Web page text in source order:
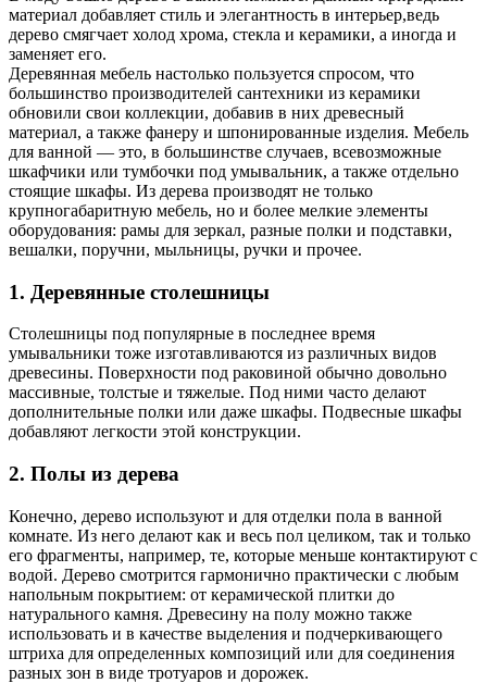
материал добавляет стиль и элегантность в интерьер,ведь
дерево смягчает холод хрома, стекла и керамики, а иногда и
заменяет его.
Деревянная мебель настолько пользуется спросом, что
большинство производителей сантехники из керамики
обновили свои коллекции, добавив в них древесный
материал, а также фанеру и шпонированные изделия. Мебель
для ванной — это, в большинстве случаев, всевозможные
шкафчики или тумбочки под умывальник, а также отдельно
стоящие шкафы. Из дерева производят не только
крупногабаритную мебель, но и более мелкие элементы
оборудования: рамы для зеркал, разные полки и подставки,
вешалки, поручни, мыльницы, ручки и прочее.
1. Деревянные столешницы
Столешницы под популярные в последнее время
умывальники тоже изготавливаются из различных видов
древесины. Поверхности под раковиной обычно довольно
массивные, толстые и тяжелые. Под ними часто делают
дополнительные полки или даже шкафы. Подвесные шкафы
добавляют легкости этой конструкции.
2. Полы из дерева
Конечно, дерево используют и для отделки пола в ванной
комнате. Из него делают как и весь пол целиком, так и только
его фрагменты, например, те, которые меньше контактируют с
водой. Дерево смотрится гармонично практически с любым
напольным покрытием: от керамической плитки до
натурального камня. Древесину на полу можно также
использовать и в качестве выделения и подчеркивающего
штриха для определенных композиций или для соединения
разных зон в виде тротуаров и дорожек.